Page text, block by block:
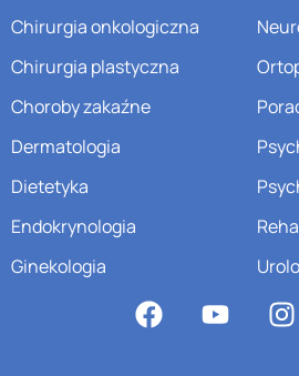
Chirurgia onkologiczna
Chirurgia plastyczna
Choroby zakaźne
Dermatologia
Dietetyka
Endokrynologia
Ginekologia